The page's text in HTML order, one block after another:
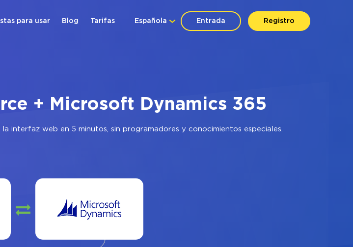
Entrada Registro
Española
para usar Blog Tarifas
+ Microsoft Dynamics 365
interfaz web en 5 minutos, sin programadores y conocimientos especiales.